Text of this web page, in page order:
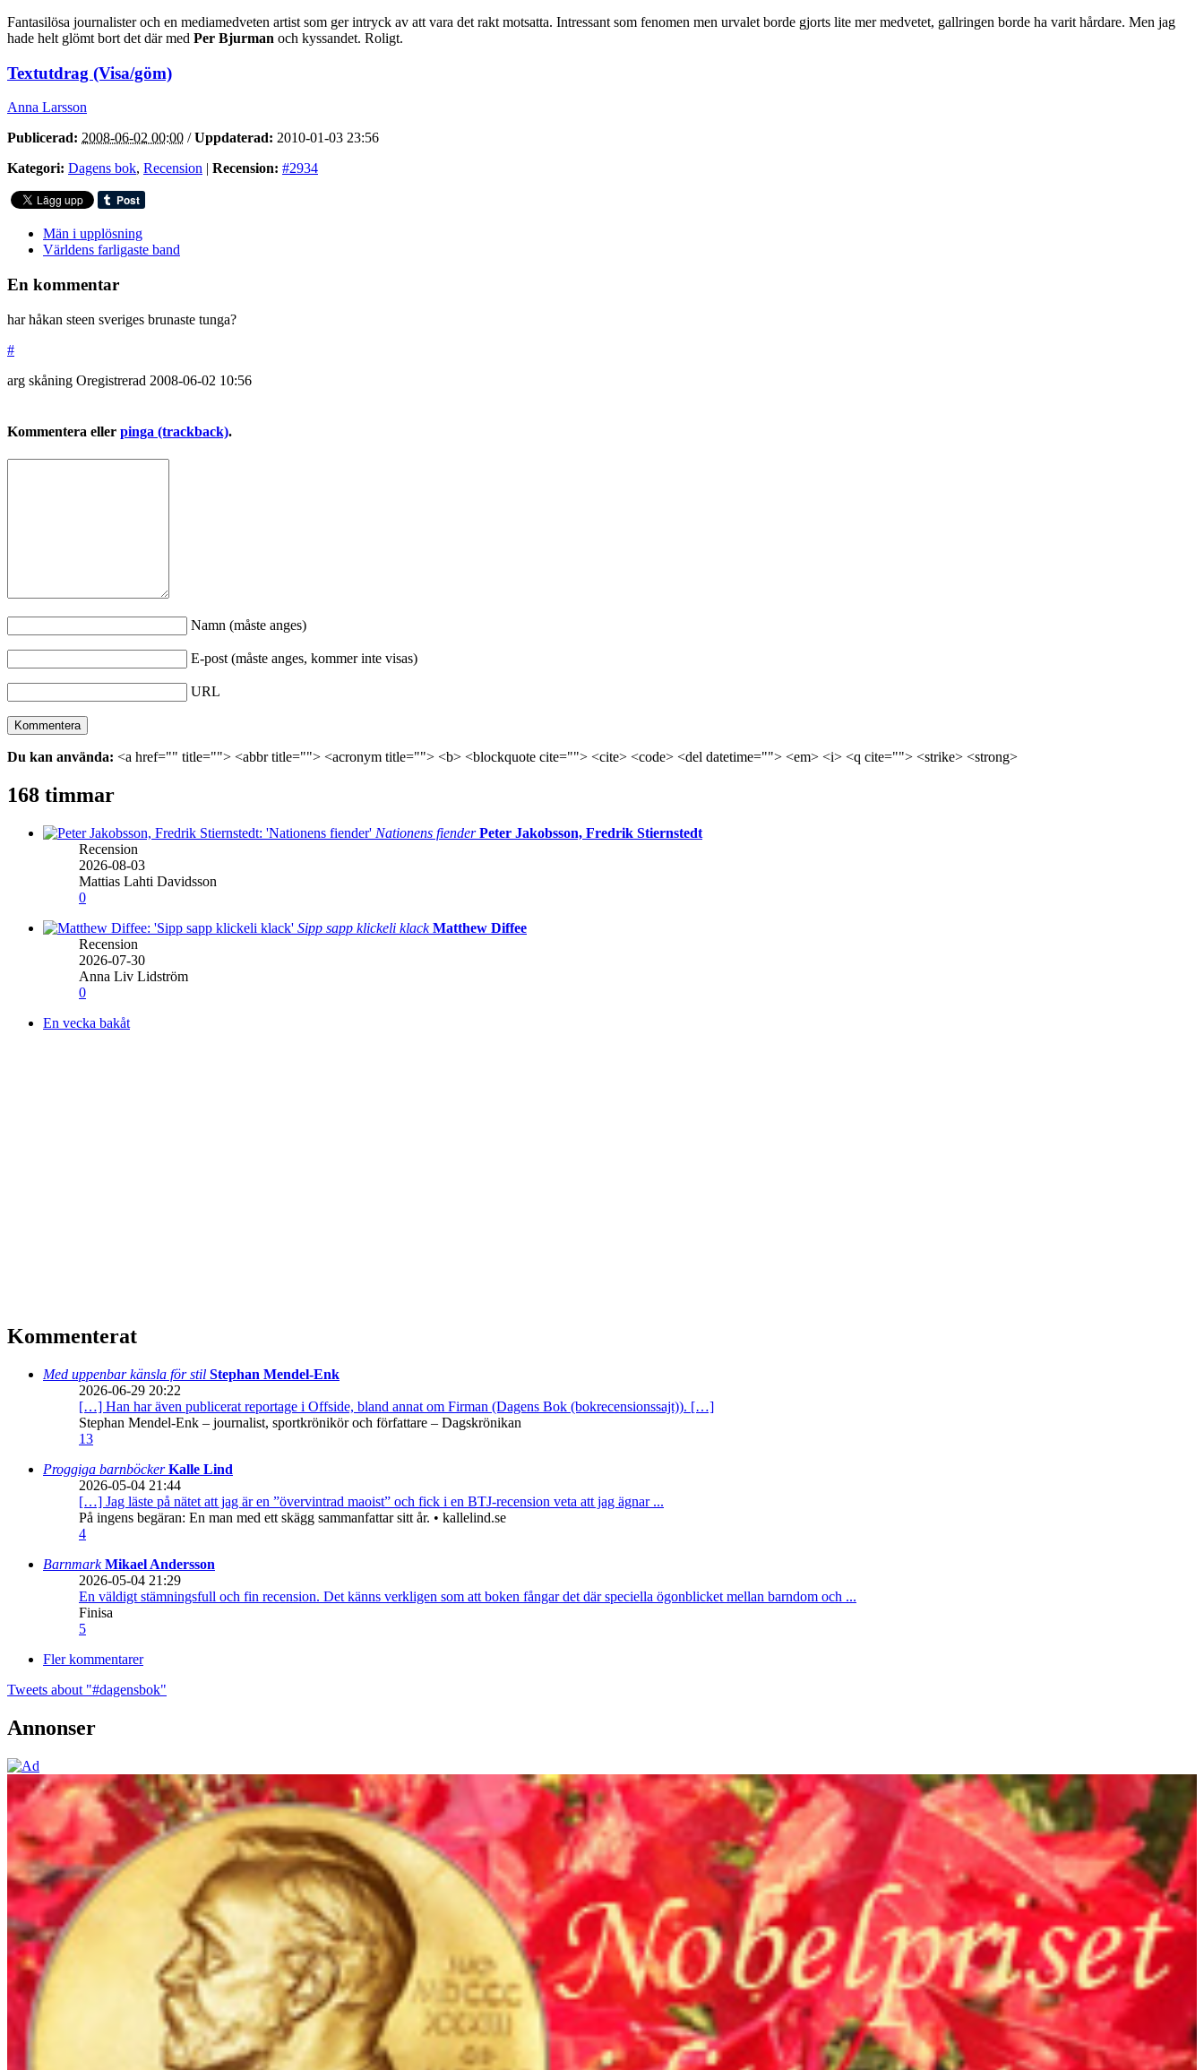
Fantasilösa journalister och en mediamedveten artist som ger intryck av att vara det rakt motsatta. Intressant som fenomen men urvalet borde gjorts lite mer medvetet, gallringen borde ha varit hårdare. Men jag
hade helt glömt bort det där med Per Bjurman och kyssandet. Roligt.
Textutdrag (Visa/göm)
Anna Larsson
Publicerad: 2008-06-02 00:00 /Uppdaterad: 2010-01-03 23:56
Kategori: Dagens bok, Recension | Recension: #2934
Män i upplösning
Världens farligaste band
En kommentar
har håkan steen sveriges brunaste tunga?
#
arg skåning Oregistrerad 2008-06-02 10:56
Kommentera eller pinga (trackback).
Namn (måste anges)
E-post (måste anges, kommer inte visas)
URL
Du kan använda: <a href="" title=""> <abbr title=""> <acronym title=""> <b> <blockquote cite=""> <cite> <code> <del datetime=""> <em> <i> <q cite=""> <strike> <strong>
168 timmar
Nationens fiender Peter Jakobsson, Fredrik Stiernstedt
Recension
2026-08-03
Mattias Lahti Davidsson
0
Sipp sapp klickeli klack Matthew Diffee
Recension
2026-07-30
Anna Liv Lidström
0
En vecka bakåt
Kommenterat
Med uppenbar känsla för stil Stephan Mendel-Enk
2026-06-29 20:22
[…] Han har även publicerat reportage i Offside, bland annat om Firman (Dagens Bok (bokrecensionssajt)). […]
Stephan Mendel-Enk – journalist, sportkrönikör och författare – Dagskrönikan
13
Proggiga barnböckerKalle Lind
2026-05-04 21:44
[…] Jag läste på nätet att jag är en ”övervintrad maoist” och fick i en BTJ-recension veta att jag ägnar ...
På ingens begäran: En man med ett skägg sammanfattar sitt år. • kallelind.se
4
BarnmarkMikael Andersson
2026-05-04 21:29
En väldigt stämningsfull och fin recension. Det känns verkligen som att boken fångar det där speciella ögonblicket mellan barndom och ...
Finisa
5
Fler kommentarer
Tweets about "#dagensbok"
Annonser